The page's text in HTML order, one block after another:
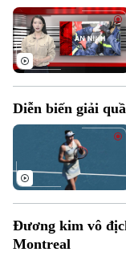
Chuyên mục
Hà Nội
Chính trị
Hà Nội
Nhịp sống Hà Nội
Thế giới
Diễn biến giải
Đương kim vô
Montreal